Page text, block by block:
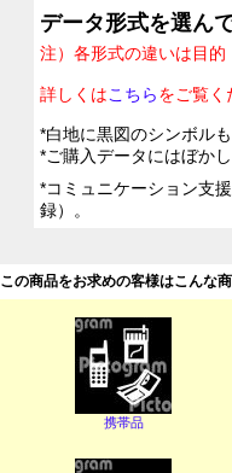
データ形式を選ん
注）各形式の違いは目
詳しくはこちらをご覧く
*白地に黒図のシンボル
*ご購入データにはぼか
*コミュニケーション支
録）。
この商品をお求めの客様はこんな
携帯品